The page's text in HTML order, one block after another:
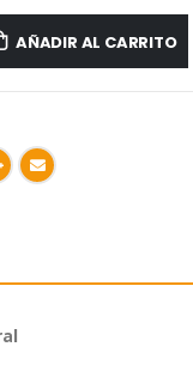
AÑADIR AL CARRITO